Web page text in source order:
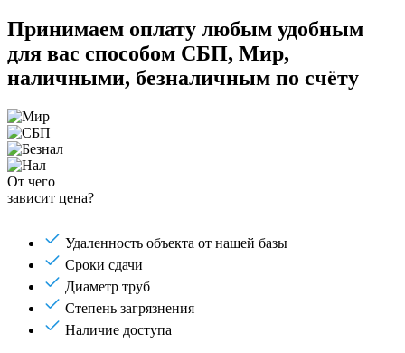
Принимаем оплату любым удобным
для вас способом СБП, Мир,
наличными, безналичным по счёту
От чего
зависит цена?
Удаленность объекта от нашей базы
Сроки сдачи
Диаметр труб
Степень загрязнения
Наличие доступа